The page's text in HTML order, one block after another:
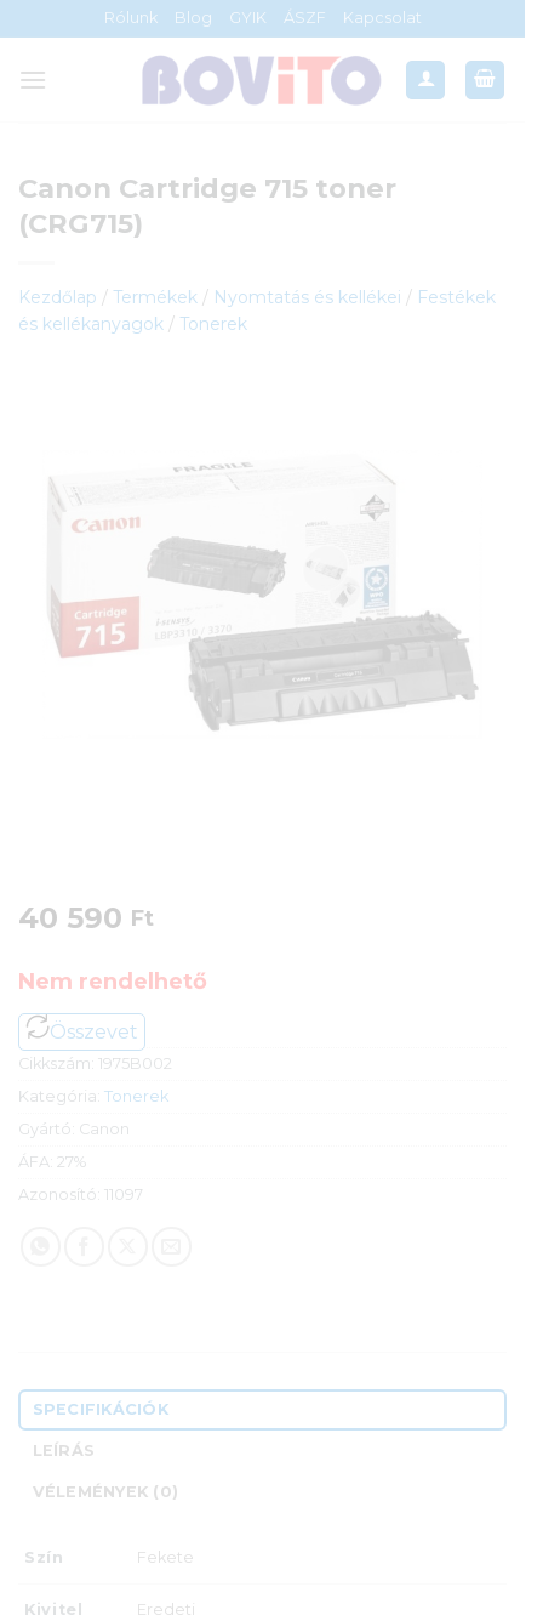
to
content
Rólunk Blog GYIK ÁSZF Kapcsolat
Canon Cartridge 715 toner
(CRG715)
Kezdőlap / Termékek / Nyomtatás és kellékei / Festékek
és kellékanyagok / Tonerek
40 590 Ft
Nem rendelhető
Összevet
Cikkszám: 1975B002
Kategória: Tonerek
Gyártó: Canon
ÁFA: 27%
Azonosító: 11097
SPECIFIKÁCIÓK
LEÍRÁS
VÉLEMÉNYEK (0)
Szín Fekete
Kivitel Eredeti